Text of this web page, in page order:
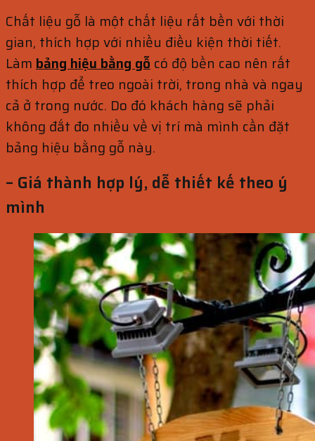
Chất liệu gỗ là một chất liệu rất bền với thời
gian, thích hợp với nhiều điều kiện thời tiết.
Làm bảng hiệu bằng gỗ có độ bền cao nên rất
thích hợp để treo ngoài trời, trong nhà và ngay
cả ở trong nước. Do đó khách hàng sẽ phải
không đắt đo nhiều về vị trí mà mình cần đặt
bảng hiệu bằng gỗ này.
– Giá thành hợp lý, dễ thiết kế theo ý
mình